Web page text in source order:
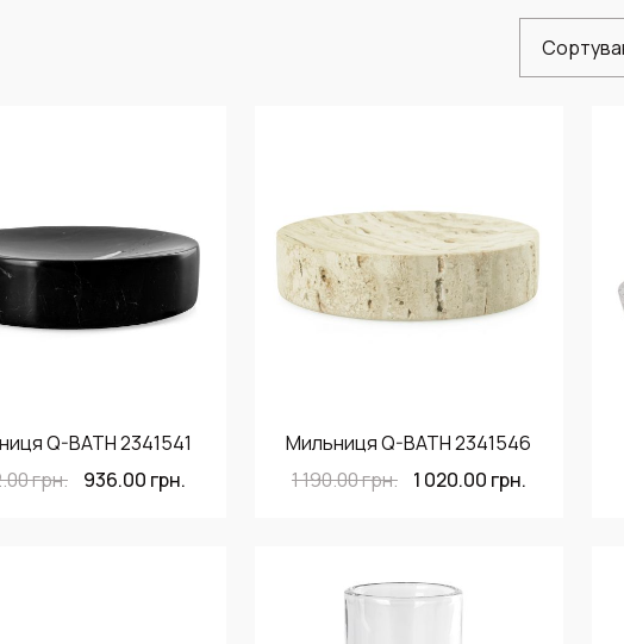
Q-BATH 2341541
грн. 936.00 грн.
Мильниця Q-BATH 2341546
1 190.00грн. 1 020.00 грн.